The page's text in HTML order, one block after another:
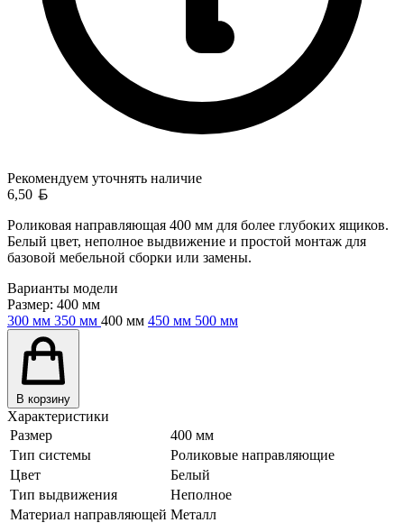
Рекомендуем уточнять наличие
6,50
Роликовая направляющая 400 мм для более глубоких ящиков.
Белый цвет, неполное выдвижение и простой монтаж для
базовой мебельной сборки или замены.
Варианты модели
Размер: 400 мм
300 мм 350 мм 400 мм 450 мм 500 мм
В корзину
Характеристики
Размер
400 мм
Тип системы
Роликовые направляющие
Цвет
Белый
Тип выдвижения
Неполное
Материал направляющей Металл